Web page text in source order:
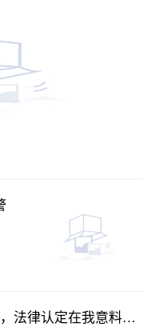
法律认定在我意料之